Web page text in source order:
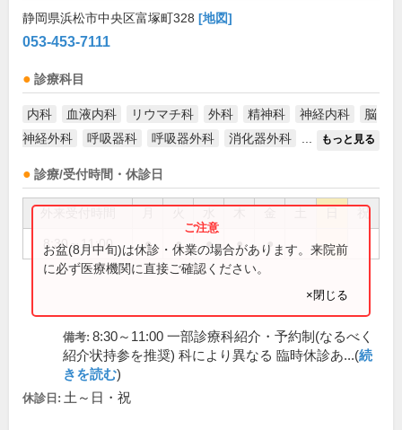
静岡県浜松市中央区富塚町328 [地図]
053-453-7111
診療科目
内科 血液内科 リウマチ科 外科 精神科 神経内科
脳
神経外科
呼吸器科 呼吸器外科 消化器外科 もっと見る
診療/受付時間・休診日
祝
8:30～11:00 ● ● ● ● ●
お盆(8月中旬)は休診・休業の場合があります。来院前
に必ず医療機関に直接ご確認ください。
×閉じる
備考: 8:30～11:00 一部診療科紹介・予約制(なるべく
紹介状持参を推奨) 科により異なる 臨時休診あ...(続
きを読む)
休診日: 土～日・祝